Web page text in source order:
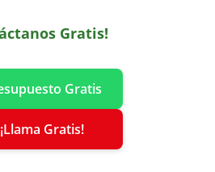
Gratis!
Gratis
¡Llama Gratis!